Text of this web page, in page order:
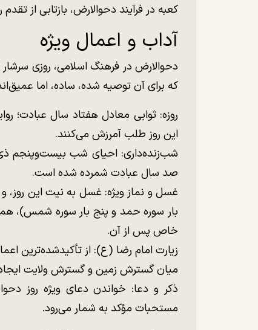
کعبه در فرآیند دحوالارض، بازتابی از
آداب و اعمال ویژه
دحوالارض در فرهنگ اسلامی، روزی
که برای آن توصیه شده، ساده، اما
روزه: ثوابی معادل هفتاد سال عبادت؛
این روز طلب آمرزش می‌کنند.
شب‌زنده‌داری: احیای شب بیست‌وپنجم
صد سال عبادت شمرده شده است.
غسل و نماز ویژه: غسل به نیت این روز،
بار سوره حمد و پنج بار سوره شمس)،
خاص پس از آن.
زیارت امام رضا (ع): از تأکیدشده‌ترین
میان گسترش زمین و گسترش ولایت
ذکر و دعا: خواندن دعای ویژه روز
مستحبات مؤکد به شمار می‌رود.